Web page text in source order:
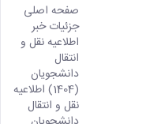
صفحه اصلی
جزئیات خبر
اطلاعیه نقل و
انتقال
دانشجویان
(1404) اطلاعیه
نقل و انتقال